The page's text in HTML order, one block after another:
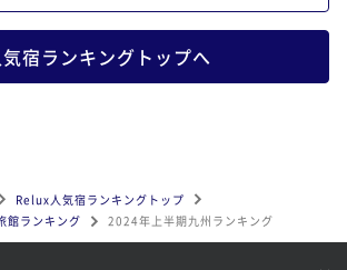
宿ランキングトップへ
Relux人気宿ランキングトップ
館ランキング
2024年上半期九州ランキング